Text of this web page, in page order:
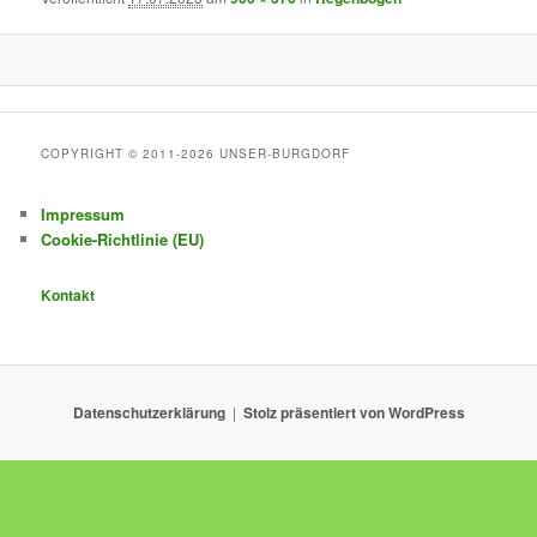
COPYRIGHT © 2011-2026 UNSER-BURGDORF
Impressum
Cookie-Richtlinie (EU)
Kontakt
Datenschutzerklärung Stolz präsentiert von WordPress